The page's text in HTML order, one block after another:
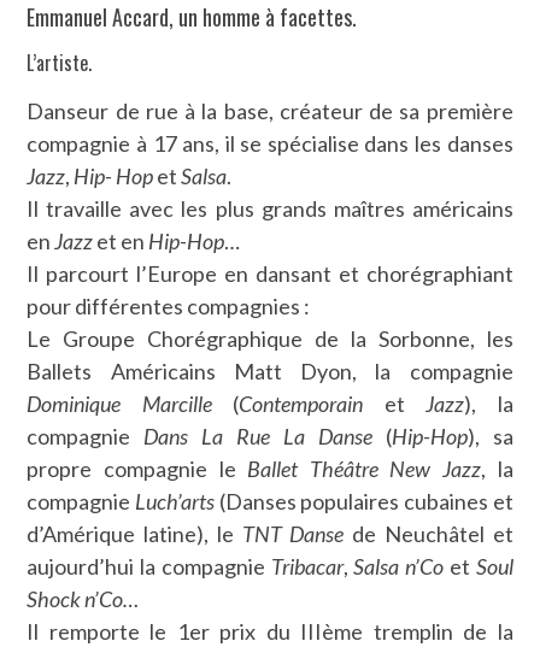
Emmanuel Accard, un homme à facettes.
L’artiste.
Danseur de rue à la base, créateur de sa première
compagnie à 17 ans, il se spécialise dans les danses
Jazz, Hip- HopetSalsa.
Il travaille avec les plus grands maîtres américains
enJazzet en Hip-Hop…
Il parcourt l’Europe en dansant et chorégraphiant
pour différentes compagnies :
Le Groupe Chorégraphique de la Sorbonne, les
Ballets Américains Matt Dyon, la compagnie
Dominique Marcille (Contemporain etJazz), la
compagnie Dans La Rue La Danse (Hip-Hop), sa
propre compagnie le Ballet Théâtre New Jazz, la
compagnie Luch’arts (Danses populaires cubaines et
d’Amérique latine), le TNT Danse de Neuchâtel et
aujourd’hui la compagnie Tribacar,Salsa n’Co et Soul
Shock n’Co…
Il remporte le 1er prix du IIIème tremplin de la